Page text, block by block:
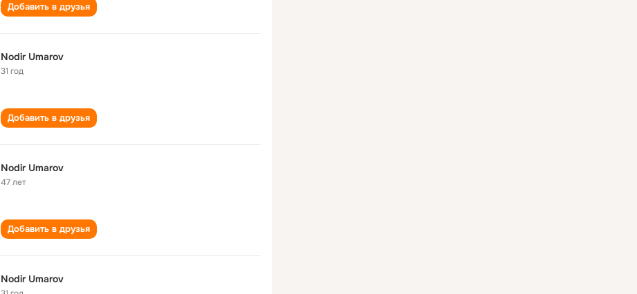
Добавить в друзья
Nodir Umarov
31 год
Добавить в друзья
Nodir Umarov
47 лет
Добавить в друзья
Nodir Umarov